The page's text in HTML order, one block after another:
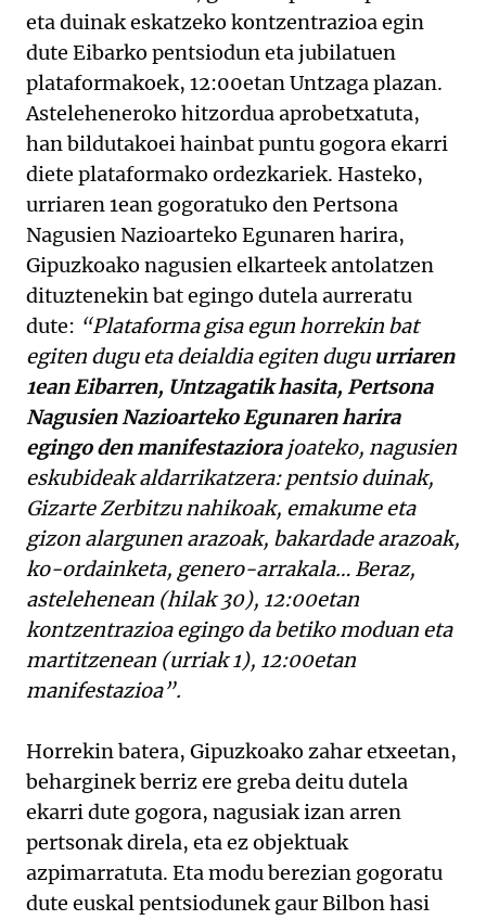
eta duinak eskatzeko kontzentrazioa egin
dute Eibarko pentsiodun eta jubilatuen
plataformakoek, 12:00etan Untzaga plazan.
Asteleheneroko hitzordua aprobetxatuta,
han bildutakoei hainbat puntu gogora ekarri
diete plataformako ordezkariek. Hasteko,
urriaren 1ean gogoratuko den Pertsona
Nagusien Nazioarteko Egunaren harira,
Gipuzkoako nagusien elkarteek antolatzen
dituztenekin bat egingo dutela aurreratu
dute: “Plataforma gisa egun horrekin bat
egiten dugu eta deialdia egiten dugu urriaren
1ean Eibarren, Untzagatik hasita, Pertsona
Nagusien Nazioarteko Egunaren harira
egingo den manifestaziorajoateko, nagusien
eskubideak aldarrikatzera: pentsio duinak,
Gizarte Zerbitzu nahikoak, emakume eta
gizon alargunen arazoak, bakardade arazoak,
ko-ordainketa, genero-arrakala… Beraz,
astelehenean (hilak 30), 12:00etan
kontzentrazioa egingo da betiko moduan eta
martitzenean (urriak 1), 12:00etan
manifestazioa”.
Horrekin batera, Gipuzkoako zahar etxeetan,
beharginek berriz ere greba deitu dutela
ekarri dute gogora, nagusiak izan arren
pertsonak direla, eta ez objektuak
azpimarratuta. Eta modu berezian gogoratu
dute euskal pentsiodunek gaur Bilbon hasi